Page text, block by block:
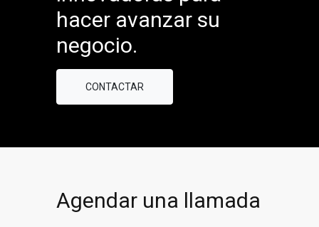
hacer avanzar su
negocio.
CONTACTAR
Agendar una llamada